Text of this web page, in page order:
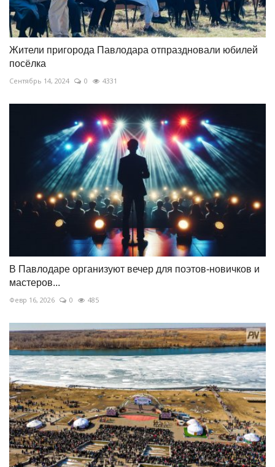
Жители пригорода Павлодара отпраздновали юбилей
посёлка
Сентябрь 14, 2024 0 4331
В Павлодаре организуют вечер для поэтов-новичков и
мастеров...
Февр 16, 2026 0 485